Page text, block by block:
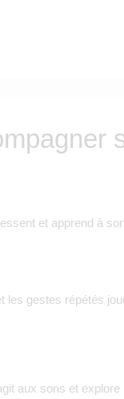
et apprend à
les gestes répétés
aux sons et explore